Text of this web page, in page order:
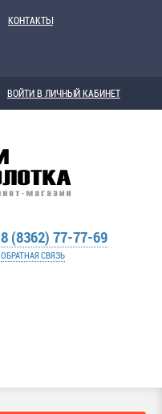
КОНТАКТЫ
ВОЙТИ В ЛИЧНЫЙ КАБИНЕТ
8 (8362) 77-77-69
ОБРАТНАЯ СВЯЗЬ